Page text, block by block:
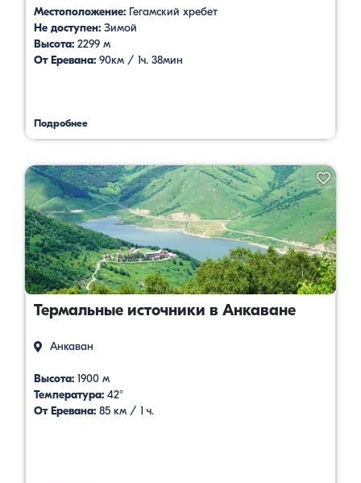
Местоположение: Гегамский хребет
Не доступен: Зимой
Высота: 2299 м
От Еревана: 90км / 1ч. 38мин
Подробнее
Термальные источники в Анкаване
Анкаван
Высота: 1900 м
Температура: 42°
От Еревана: 85 км / 1 ч.